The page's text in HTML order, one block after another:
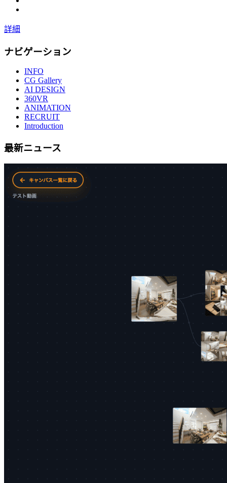
詳細
ナビゲーション
INFO
CG Gallery
AI DESIGN
360VR
ANIMATION
RECRUIT
Introduction
最新ニュース